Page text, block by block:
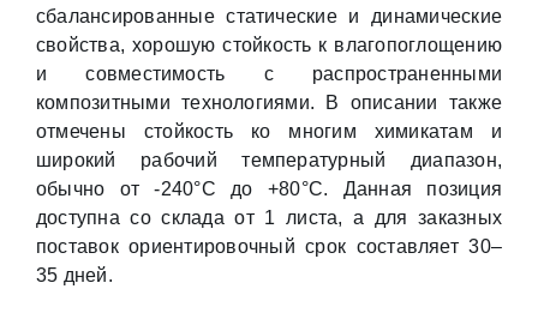
сбалансированные статические и динамические
свойства, хорошую стойкость к влагопоглощению
и совместимость с распространенными
композитными технологиями. В описании также
отмечены стойкость ко многим химикатам и
широкий рабочий температурный диапазон,
обычно от -240°С до +80°С. Данная позиция
доступна со склада от 1 листа, а для заказных
поставок ориентировочный срок составляет 30–
35 дней.